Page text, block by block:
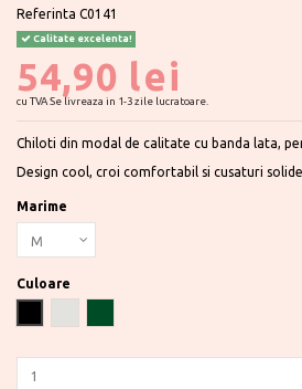
Referinta C0141
Calitate excelenta!
54,90 lei
cu TVASe livreaza in 1-3 zile lucratoare.
Chiloti din modal de calitate cu banda lata,
Design cool, croi comfortabil si cusaturi
Marime
Culoare